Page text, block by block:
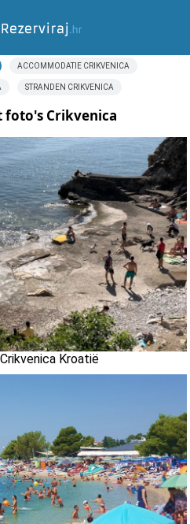
ACCOMMODATIE CRIKVENICA
STRANDEN CRIKVENICA
foto's Crikvenica
Kroatië